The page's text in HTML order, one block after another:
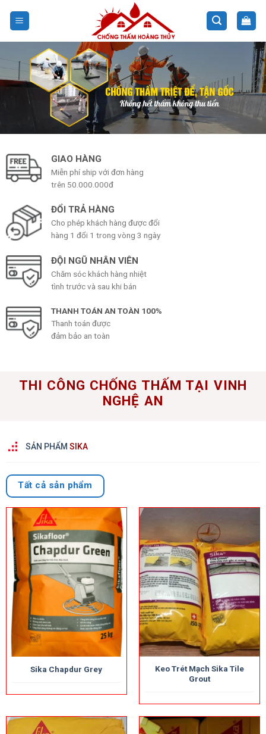
GIAO HÀNG
Miễn phí ship với đơn hàng
trên 50.000.000đ
ĐỔI TRẢ HÀNG
Cho phép khách hàng được đổi
hàng 1 đổi 1 trong vòng 3 ngày
ĐỘI NGŨ NHÂN VIÊN
Chăm sóc khách hàng nhiệt
tình trước và sau khi bán
THANH TOÁN AN TOÀN 100%
Thanh toán được
đảm bảo an toàn
THI CÔNG CHỐNG THẤM TẠI VINH
NGHỆ AN
SẢN PHẨM SIKA
Tất cả sản phẩm
Sika Chapdur Grey
Keo Trét Mạch Sika Tile
Grout